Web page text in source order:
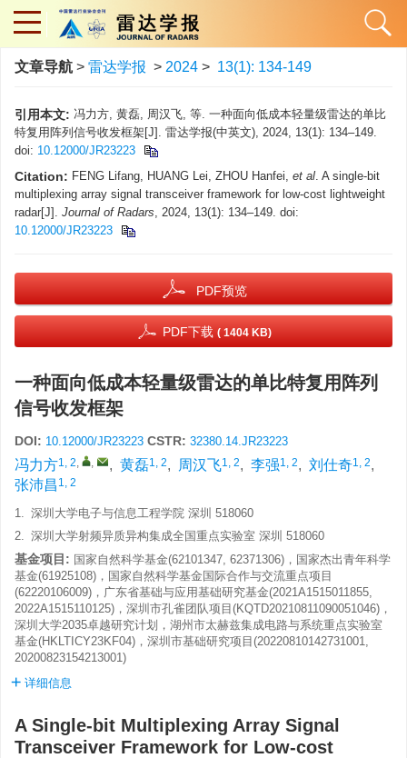
文章导航 > 雷达学报 > 2024 > 13(1): 134-149
引用本文: 冯力方, 黄磊, 周汉飞, 等. 一种面向低成本轻量级雷达的单比
特复用阵列信号收发框架[J]. 雷达学报(中英文), 2024, 13(1): 134–149.
doi: 10.12000/JR23223
Citation: FENG Lifang, HUANG Lei, ZHOU Hanfei, et al. A single-bit
multiplexing array signal transceiver framework for low-cost lightweight
radar[J]. Journal of Radars, 2024, 13(1): 134–149. doi:
10.12000/JR23223
PDF预览
PDF下载 ( 1404 KB)
一种面向低成本轻量级雷达的单比特复用阵列
信号收发框架
DOI: 10.12000/JR23223 CSTR: 32380.14.JR23223
冯力方1, 2, , , 黄磊1, 2, 周汉飞1, 2, 李强1, 2, 刘仕奇1, 2,
张沛昌 1, 2
1. 深圳大学电子与信息工程学院 深圳 518060
2. 深圳大学射频异质异构集成全国重点实验室 深圳 518060
基金项目: 国家自然科学基金(62101347, 62371306)，国家杰出青年科学
基金(61925108)，国家自然科学基金国际合作与交流重点项目
(62220106009)，广东省基础与应用基础研究基金(2021A1515011855,
2022A1515110125)，深圳市孔雀团队项目(KQTD20210811090051046)，
深圳大学2035卓越研究计划，湖州市太赫兹集成电路与系统重点实验室
基金(HKLTICY23KF04)，深圳市基础研究项目(20220810142731001,
20200823154213001)
详细信息
A Single-bit Multiplexing Array Signal
Transceiver Framework for Low-cost